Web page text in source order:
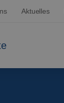
Aktuelles